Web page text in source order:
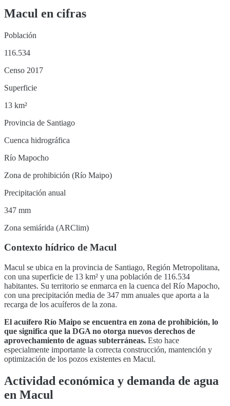
Macul en cifras
Población
116.534
Censo 2017
Superficie
13 km²
Provincia de Santiago
Cuenca hidrográfica
Río Mapocho
Zona de prohibición (Río Maipo)
Precipitación anual
347 mm
Zona semiárida (ARClim)
Contexto hídrico de Macul
Macul se ubica en la provincia de Santiago, Región Metropolitana,
con una superficie de 13 km² y una población de 116.534
habitantes. Su territorio se enmarca en la cuenca del Río Mapocho,
con una precipitación media de 347 mm anuales que aporta a la
recarga de los acuíferos de la zona.
El acuífero Río Maipo se encuentra en zona de prohibición, lo
que significa que la DGA no otorga nuevos derechos de
aprovechamiento de aguas subterráneas. Esto hace
especialmente importante la correcta construcción, mantención y
optimización de los pozos existentes en Macul.
Actividad económica y demanda de agua
en Macul